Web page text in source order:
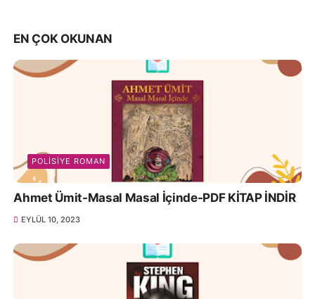
EN ÇOK OKUNAN
POLISIYE ROMAN
Ahmet Ümit-Masal Masal İçinde-PDF KİTAP İNDİR
EYLÜL 10, 2023